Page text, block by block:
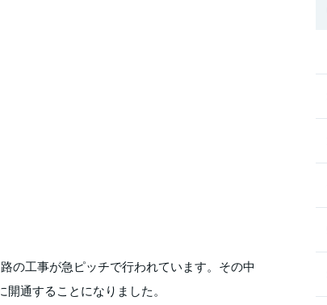
の工事が急ピッチで行われています。その中
通することになりました。